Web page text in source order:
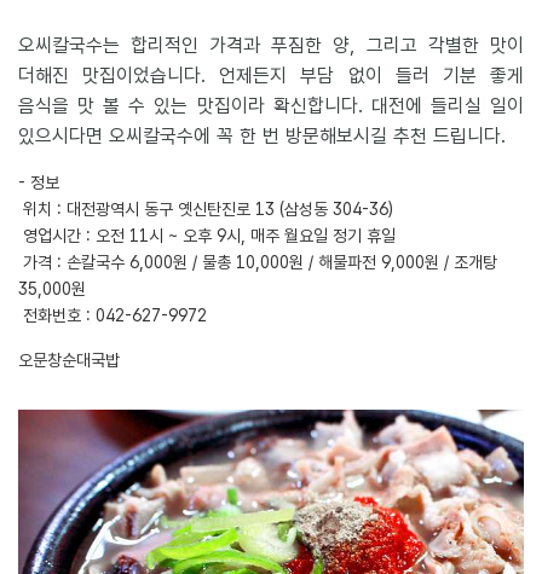
오씨칼국수는 합리적인 가격과 푸짐한 양, 그리고 각별한 맛이
더해진 맛집이었습니다. 언제든지 부담 없이 들러 기분 좋게
음식을 맛 볼 수 있는 맛집이라 확신합니다. 대전에 들리실 일이
있으시다면 오씨칼국수에 꼭 한 번 방문해보시길 추천 드립니다.
- 정보
위치 : 대전광역시 동구 옛신탄진로 13 (삼성동 304-36)
영업시간 : 오전 11시 ~ 오후 9시, 매주 월요일 정기 휴일
가격 : 손칼국수 6,000원 / 물총 10,000원 / 해물파전 9,000원 / 조개탕
35,000원
전화번호 : 042-627-9972
오문창순대국밥